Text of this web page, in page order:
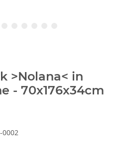
>Nolana< in
- 70x176x34cm
0002